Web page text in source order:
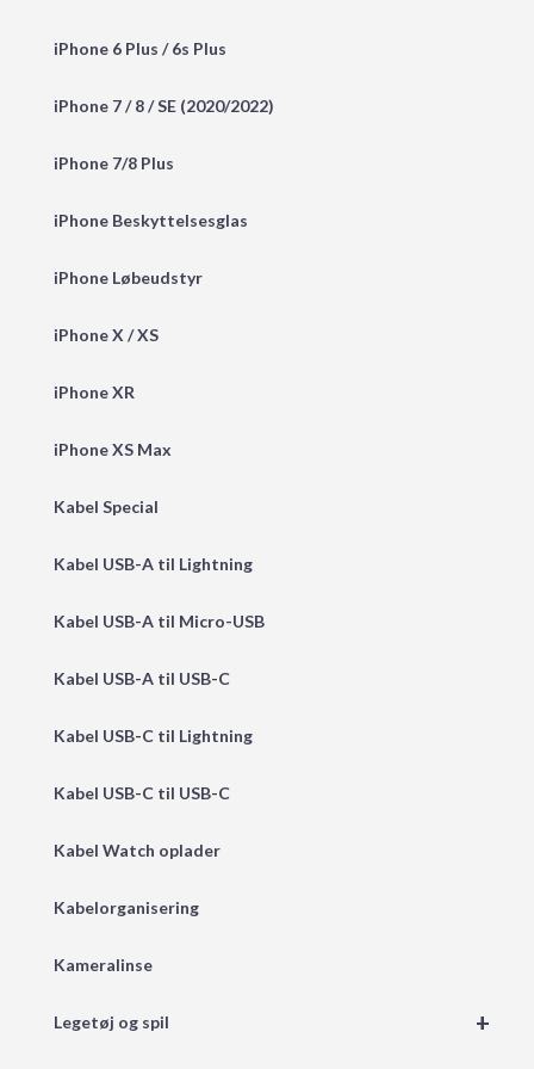
iPhone 6 Plus / 6s Plus
iPhone 7 / 8 / SE (2020/2022)
iPhone 7/8 Plus
iPhone Beskyttelsesglas
iPhone Løbeudstyr
iPhone X / XS
iPhone XR
iPhone XS Max
Kabel Special
Kabel USB-A til Lightning
Kabel USB-A til Micro-USB
Kabel USB-A til USB-C
Kabel USB-C til Lightning
Kabel USB-C til USB-C
Kabel Watch oplader
Kabelorganisering
Kameralinse
+
Legetøj og spil